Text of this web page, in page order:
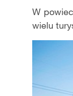
W
wielu